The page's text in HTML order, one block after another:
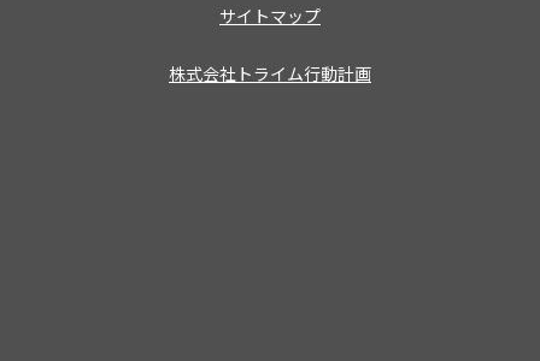
サイトマップ
株式会社トライム行動計画